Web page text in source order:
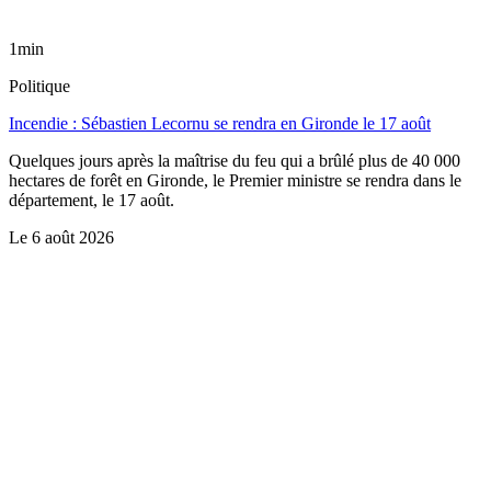
1min
Politique
Incendie : Sébastien Lecornu se rendra en Gironde le 17 août
Quelques jours après la maîtrise du feu qui a brûlé plus de 40 000
hectares de forêt en Gironde, le Premier ministre se rendra dans le
département, le 17 août.
Le 6 août 2026